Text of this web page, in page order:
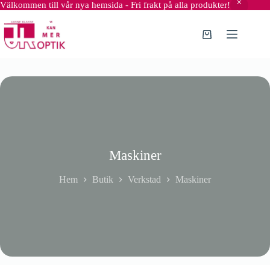
Välkommen till vår nya hemsida - Fri frakt på alla produkter!
till
innehåll
Varukorg
Maskiner
Hem Butik Verkstad Maskiner